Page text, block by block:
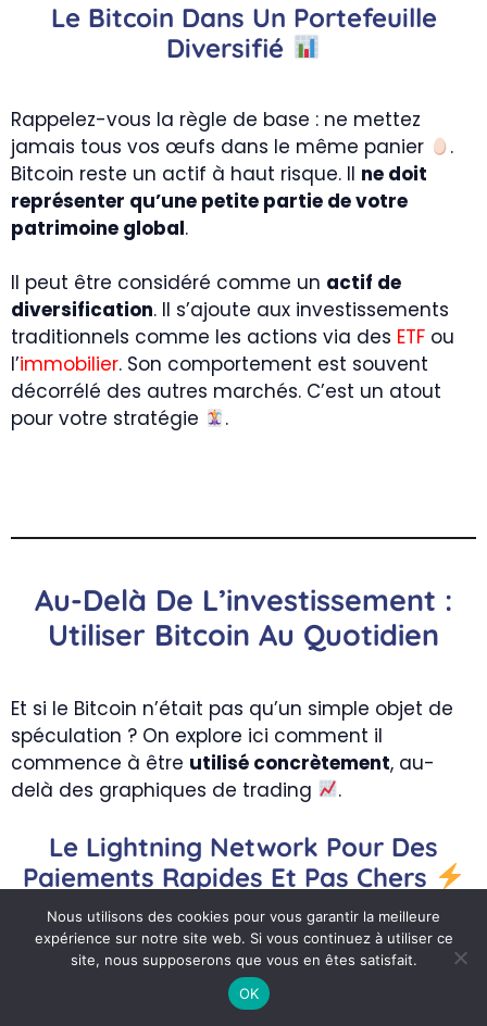
Le Bitcoin Dans Un Portefeuille
Diversifié
Rappelez-vous la règle de base : ne mettez
jamais tous vos œufs dans le même panier
.
Bitcoin reste un actif à haut risque. Il ne doit
représenter qu’une petite partie de votre
patrimoine global.
Il peut être considéré comme un actif de
diversification. Il s’ajoute aux investissements
traditionnels comme les actions via des ETF ou
l’immobilier. Son comportement est souvent
décorrélé des autres marchés. C’est un atout
pour votre stratégie
.
Au-Delà De L’investissement :
Utiliser Bitcoin Au Quotidien
Et si le Bitcoin n’était pas qu’un simple objet de
spéculation ? On explore ici comment il
commence à être utilisé concrètement, au-
delà des graphiques de trading
.
Le Lightning Network Pour Des
Paiements Rapides Et Pas Chers
Vous avez sûrement remarqué que payer un
café directement sur la chaîne principale est
une mauvaise idée. C’est lent et les frais piquent
Nous utilisons des cookies pour vous garantir la meilleure
expérience sur notre site web. Si vous continuez à utiliser ce
site, nous supposerons que vous en êtes satisfait.
OK